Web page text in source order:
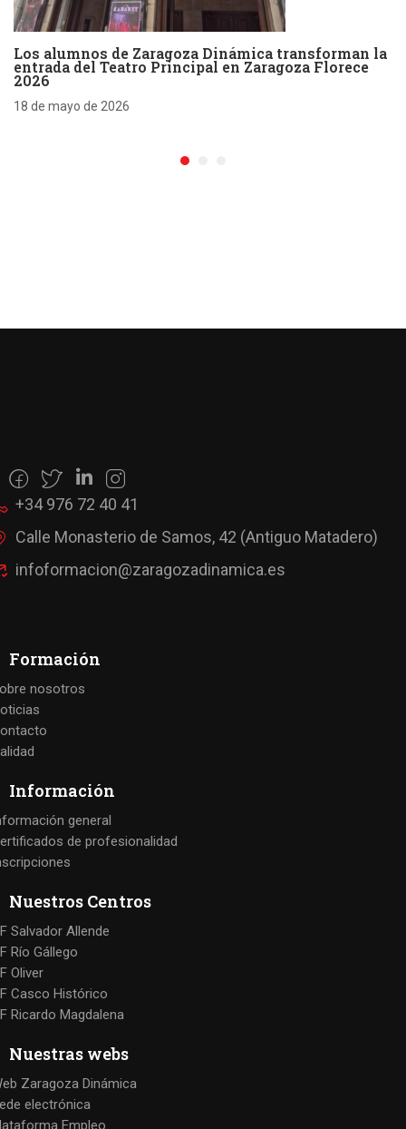
Los alumnos de Zaragoza Dinámica transforman la
entrada del Teatro Principal en Zaragoza Florece
2026
18 de mayo de 2026
+34 976 72 40 41
Calle Monasterio de Samos, 42 (Antiguo Matadero)
infoformacion@zaragozadinamica.es
Formación
nosotros
Información
general
de profesionalidad
Nuestros Centros
Salvador Allende
Río Gállego
Oliver
Casco Histórico
Ricardo Magdalena
Nuestras webs
Zaragoza Dinámica
electrónica
Empleo